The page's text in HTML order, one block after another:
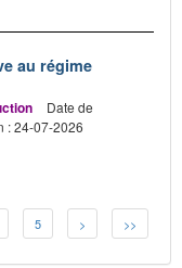
au régime
Date de
: 24-07-2026
5 > >>